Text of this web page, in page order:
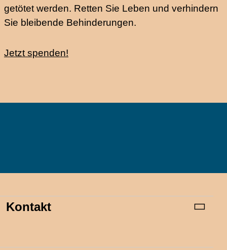
getötet werden. Retten Sie Leben und verhindern
Sie bleibende Behinderungen.
Jetzt spenden!
Kontakt